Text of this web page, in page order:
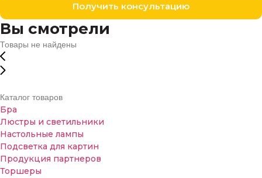
Получить консультацию
Вы смотрели
Товары не найдены
Каталог товаров
Бра
Люстры и светильники
Настольные лампы
Подсветка для картин
Продукция партнеров
Торшеры